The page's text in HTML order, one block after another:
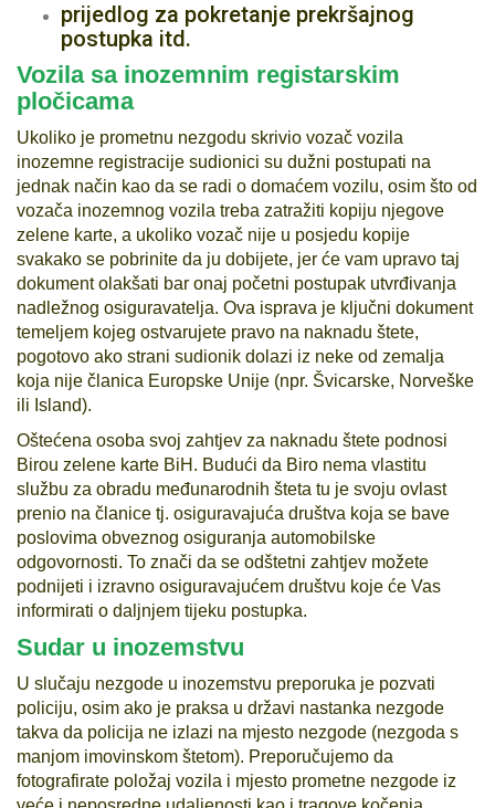
prijedlog za pokretanje prekršajnog
postupka itd.
Vozila sa inozemnim registarskim
pločicama
Ukoliko je prometnu nezgodu skrivio vozač vozila
inozemne registracije sudionici su dužni postupati na
jednak način kao da se radi o domaćem vozilu, osim što od
vozača inozemnog vozila treba zatražiti kopiju njegove
zelene karte, a ukoliko vozač nije u posjedu kopije
svakako se pobrinite da ju dobijete, jer će vam upravo taj
dokument olakšati bar onaj početni postupak utvrđivanja
nadležnog osiguravatelja. Ova isprava je ključni dokument
temeljem kojeg ostvarujete pravo na naknadu štete,
pogotovo ako strani sudionik dolazi iz neke od zemalja
koja nije članica Europske Unije (npr. Švicarske, Norveške
ili Island).
Oštećena osoba svoj zahtjev za naknadu štete podnosi
Birou zelene karte BiH. Budući da Biro nema vlastitu
službu za obradu međunarodnih šteta tu je svoju ovlast
prenio na članice tj. osiguravajuća društva koja se bave
poslovima obveznog osiguranja automobilske
odgovornosti. To znači da se odštetni zahtjev možete
podnijeti i izravno osiguravajućem društvu koje će Vas
informirati o daljnjem tijeku postupka.
Sudar u inozemstvu
U slučaju nezgode u inozemstvu preporuka je pozvati
policiju, osim ako je praksa u državi nastanka nezgode
takva da policija ne izlazi na mjesto nezgode (nezgoda s
manjom imovinskom štetom). Preporučujemo da
fotografirate položaj vozila i mjesto prometne nezgode iz